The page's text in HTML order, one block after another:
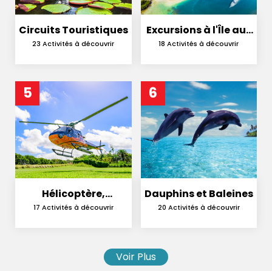
Circuits Touristiques
23 Activités à découvrir
Excursions à l'Île aux
Cerfs
18 Activités à découvrir
5
Hélicoptère,
Hydravion et
17 Activités à découvrir
6
Dauphins et Baleines
20 Activités à découvrir
Voir Plus